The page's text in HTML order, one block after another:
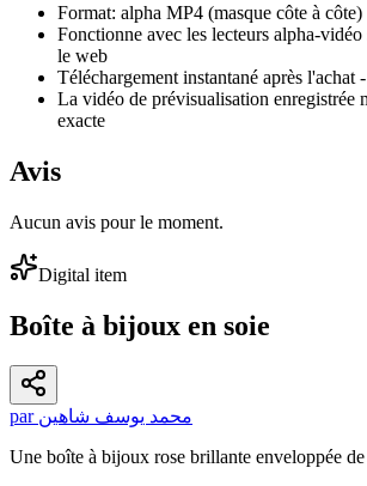
Format: alpha MP4 (masque côte à côte)
Fonctionne avec les lecteurs alpha-
le web
Téléchargement instantané après
La vidéo de prévisualisation enregistrée
exacte
Avis
Aucun avis pour le moment.
Digital item
Boîte à bijoux en soie
par محمد يوسف شاهين
Une boîte à bijoux rose brillante enveloppée